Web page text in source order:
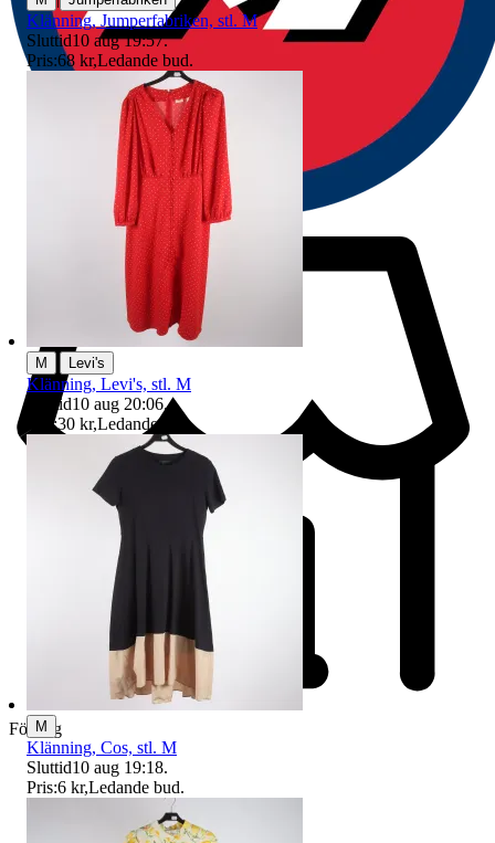
Företag
Klänning, Jumperfabriken, stl. M
Sluttid10 aug 19:57.
Pris:68 kr,Ledande bud.
M Levi's
Klänning, Levi's, stl. M
Sluttid10 aug 20:06.
Pris:30 kr,Ledande bud.
M
Klänning, Cos, stl. M
Sluttid10 aug 19:18.
Pris:6 kr,Ledande bud.